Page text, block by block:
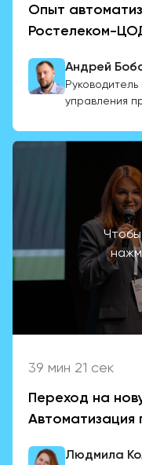
Опыт
Ростелеком-
Андрей
управления
Чтобы
39 мин 21 сек
Переход на
Людмила